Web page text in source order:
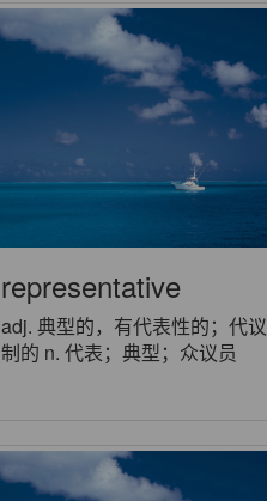
representative
adj. 典型的，有代表性的；代议
制的 n. 代表；典型；众议员